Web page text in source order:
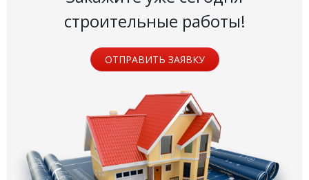
строительные работы!
ОТПРАВИТЬ ЗАЯВКУ